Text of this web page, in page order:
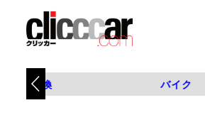
タイヤ交換 バイク